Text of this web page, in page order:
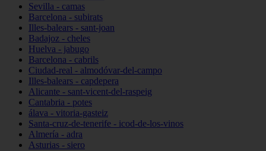
Sevilla - camas
Barcelona - subirats
Illes-balears - sant-joan
Badajoz - cheles
Huelva - jabugo
Barcelona - cabrils
Ciudad-real - almodóvar-del-campo
Illes-balears - capdepera
Alicante - sant-vicent-del-raspeig
Cantabria - potes
álava - vitoria-gasteiz
Santa-cruz-de-tenerife - icod-de-los-vinos
Almería - adra
Asturias - siero